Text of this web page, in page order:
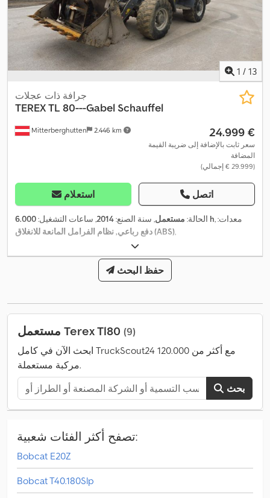
1 / 13
Mitterberghutten 2.446 km
جرافة ذات عجلات
TEREXTL 80---Gabel Schauffel
‏24.999 €
سعر ثابت بالإضافة إلى ضريبة القيمة
المضافة
(‏29.999 € إجمالي)
استعلام اتصل
الحالة: مستعمل, سنة الصنع:2014, ساعات التشغيل: 6.000 h , معدات:
دفع رباعي, نظام الفرامل المانعة للانغلاق (ABS),
حفظ البحث
مستعمل Terex Tl80 (9)
ابحث الآن في كامل TruckScout24 مع أكثر من 120.000
مركبة مستعملة.
بحث
تصفح أكثر الفئات شعبية:
Bobcat E20Z
Bobcat T40.180Slp